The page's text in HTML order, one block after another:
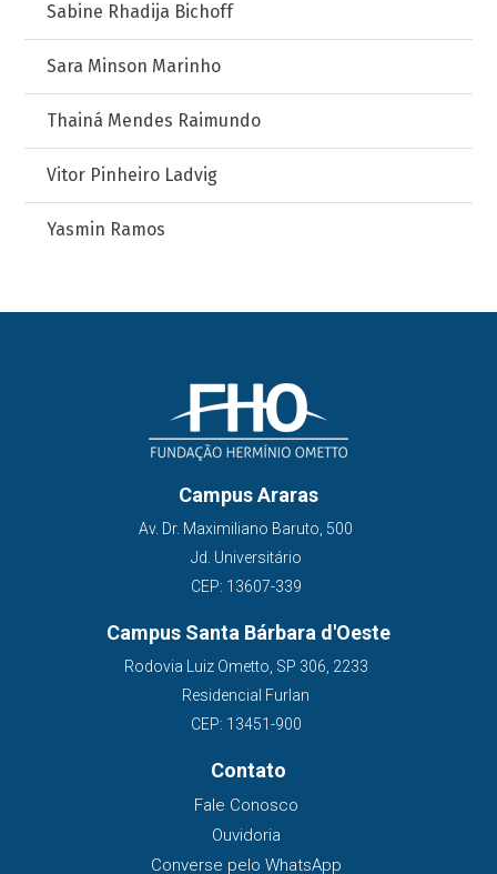
Sabine Rhadija Bichoff
Sara Minson Marinho
Thainá Mendes Raimundo
Vitor Pinheiro Ladvig
Yasmin Ramos
Campus Araras
Av. Dr. Maximiliano Baruto, 500
Jd. Universitário
CEP: 13607-339
Campus Santa Bárbara d'Oeste
Rodovia Luiz Ometto, SP 306, 2233
Residencial Furlan
CEP: 13451-900
Contato
Fale Conosco
Ouvidoria
Converse pelo WhatsApp